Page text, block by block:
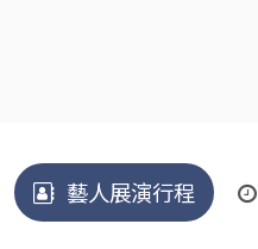
藝人展演行程